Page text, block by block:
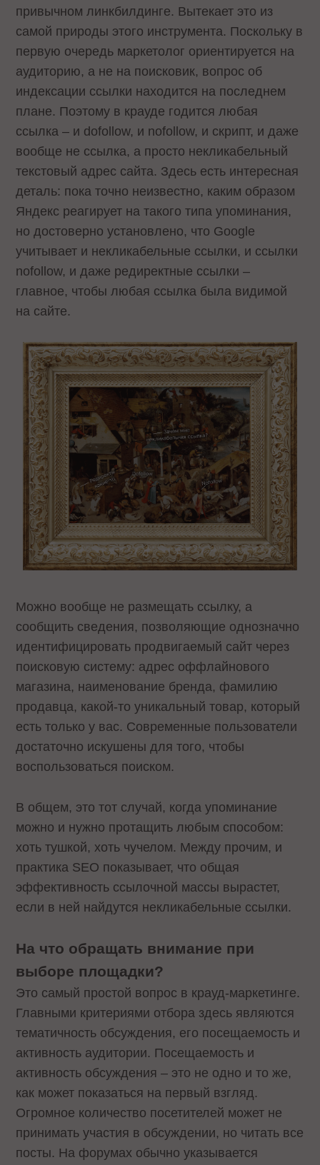
привычном линкбилдинге. Вытекает это из
самой природы этого инструмента. Поскольку в
первую очередь маркетолог ориентируется на
аудиторию, а не на поисковик, вопрос об
индексации ссылки находится на последнем
плане. Поэтому в крауде годится любая
ссылка – и dofollow, и nofollow, и скрипт, и даже
вообще не ссылка, а просто некликабельный
текстовый адрес сайта. Здесь есть интересная
деталь: пока точно неизвестно, каким образом
Яндекс реагирует на такого типа упоминания,
но достоверно установлено, что Google
учитывает и некликабельные ссылки, и ссылки
nofollow, и даже редиректные ссылки –
главное, чтобы любая ссылка была видимой
на сайте.
Можно вообще не размещать ссылку, а
сообщить сведения, позволяющие однозначно
идентифицировать продвигаемый сайт через
поисковую систему: адрес оффлайнового
магазина, наименование бренда, фамилию
продавца, какой-то уникальный товар, который
есть только у вас. Современные пользователи
достаточно искушены для того, чтобы
воспользоваться поиском.
В общем, это тот случай, когда упоминание
можно и нужно протащить любым способом:
хоть тушкой, хоть чучелом. Между прочим, и
практика SEO показывает, что общая
эффективность ссылочной массы вырастет,
если в ней найдутся некликабельные ссылки.
На что обращать внимание при
выборе площадки?
Это самый простой вопрос в крауд-маркетинге.
Главными критериями отбора здесь являются
тематичность обсуждения, его посещаемость и
активность аудитории. Посещаемость и
активность обсуждения – это не одно и то же,
как может показаться на первый взгляд.
Огромное количество посетителей может не
принимать участия в обсуждении, но читать все
посты. На форумах обычно указывается